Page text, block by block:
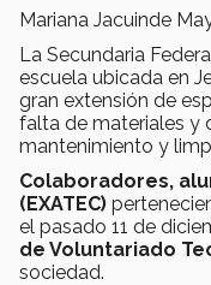
Mariana Jacuinde
La Secundaria
escuela ubicada en
gran extensión de
falta de materiales y
mantenimiento y
Colaboradores,
(EXATEC)
el pasado 11 de
de Voluntariado
sociedad.